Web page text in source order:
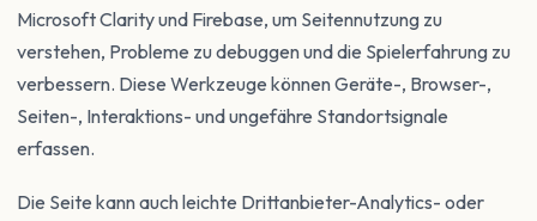
Microsoft Clarity und Firebase, um Seitennutzung zu
verstehen, Probleme zu debuggen und die Spielerfahrung zu
verbessern. Diese Werkzeuge können Geräte-, Browser-,
Seiten-, Interaktions- und ungefähre Standortsignale
erfassen.
Die Seite kann auch leichte Drittanbieter-Analytics- oder